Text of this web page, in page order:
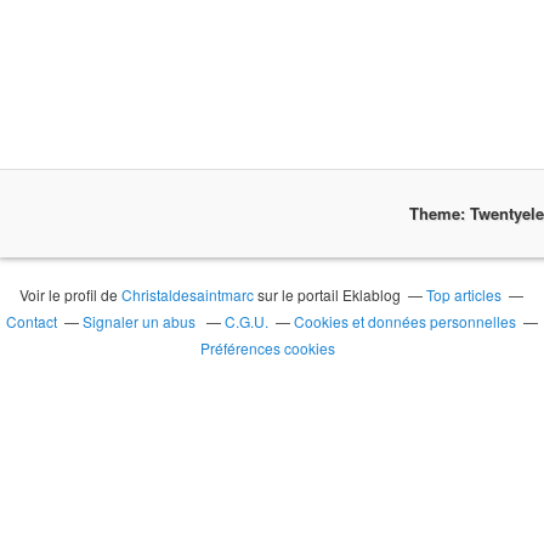
Theme:
Voir le profil deChristaldesaintmarcsur le portail Eklablog
Top articles
Contact
Signaler un abus C.G.U.
Cookies et données personnelles
Préférences cookies